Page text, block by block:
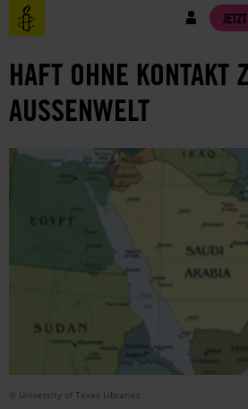
Direkt
zum
Benutzermenü
HAFT OHNE KONTAKT
AUSSENWELT
© University of Texas Libraries